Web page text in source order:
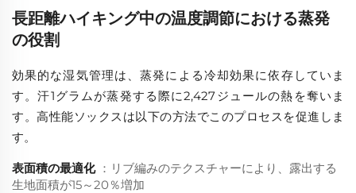
長距離ハイキング中の温度調節における蒸発
の役割
効果的な湿気管理は、蒸発による冷却効果に依存していま
す。汗1グラムが蒸発する際に2,427ジュールの熱を奪いま
す。高性能ソックスは以下の方法でこのプロセスを促進しま
す。
表面積の最適化 ：リブ編みのテクスチャーにより、露出する
生地面積が15～20％増加